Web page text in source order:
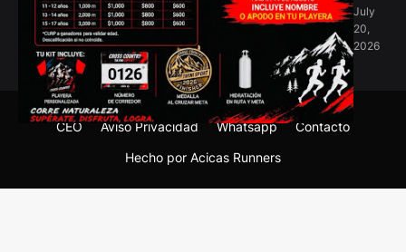
July
20,
2026
Hecho por Acicas Runners
CEO Aviso Privacidad Whatsapp Contacto